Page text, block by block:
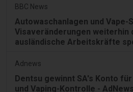
BBC News
Autowaschanlagen und
Visaveränderungen weiterhin
ausländische Arbeitskräfte
Adnews
Dentsu gewinnt SA's Konto
und Vaping-Kontrolle - AdNews